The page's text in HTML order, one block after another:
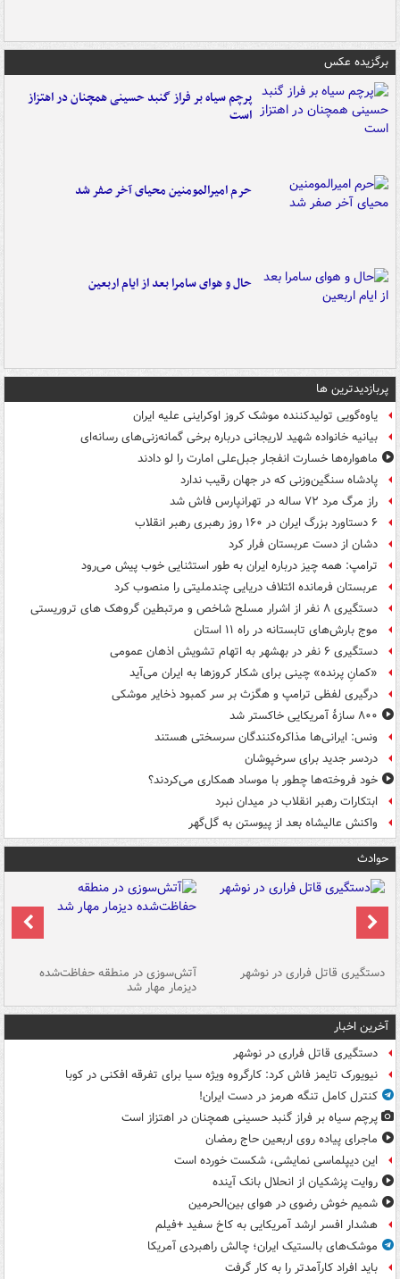
برگزیده عکس
پرچم سیاه بر فراز گنبد حسینی همچنان در اهتزاز
است
حرم امیرالمومنین محیای آخر صفر شد
حال و هوای سامرا بعد از ایام اربعین
پربازدیدترین ها
یاوه‌گویی تولیدکننده موشک کروز اوکراینی علیه ایران
بیانیه خانواده شهید لاریجانی درباره برخی گمانه‌زنی‌های رسانه‌ای
ماهواره‌ها خسارت انفجار جبل‌علی امارت را لو دادند
پادشاه سنگین‌وزنی که در جهان رقیب ندارد
راز مرگ مرد ۷۲ ساله در تهرانپارس فاش شد
۶ دستاورد بزرگ ایران در ۱۶۰ روز رهبری رهبر انقلاب
دشان از دست عربستان فرار کرد
ترامپ: همه چیز درباره ایران به طور استثنایی خوب پیش می‌رود
عربستان فرمانده ائتلاف دریایی چندملیتی را منصوب کرد
دستگیری ۸ نفر از اشرار مسلح شاخص و مرتبطین گروهک های تروریستی
موج بارش‌های تابستانه در راه ۱۱ استان
دستگیری ۶ نفر در بهشهر به اتهام تشویش اذهان عمومی
«کمانِ پرنده» چینی برای شکار کروزها به ایران می‌آید
درگیری لفظی ترامپ و هگزث بر سر کمبود ذخایر موشکی
۸۰۰ سازۀ آمریکایی خاکستر شد
ونس: ایرانی‌ها مذاکره‌کنندگان سرسختی هستند
دردسر جدید برای سرخپوشان
خود فروخته‌ها چطور با موساد همکاری می‌کردند؟
ابتکارات رهبر انقلاب در میدان نبرد
واکنش عالیشاه بعد از پیوستن به گل‌گهر
حوادث
دستگیری قاتل فراری در نوشهر آتش‌سوزی در منطقه حفاظت‌شده
دیزمار مهار شد
آخرین اخبار
دستگیری قاتل فراری در نوشهر
نیویورک تایمز فاش کرد: کارگروه ویژه سیا برای تفرقه افکنی در کوبا
کنترل کامل تنگه هرمز در دست ایران!
پرچم سیاه بر فراز گنبد حسینی همچنان در اهتزاز است
ماجرای پیاده روی اربعین حاج رمضان
این دیپلماسی نمایشی، شکست خورده است
روایت پزشکیان از انحلال بانک آینده
شمیم خوش رضوی در هوای بین‌الحرمین
هشدار افسر ارشد آمریکایی به کاخ سفید +فیلم
موشک‌های بالستیک ایران؛ چالش راهبردی آمریکا
باید افراد کارآمدتر را به کار گرفت